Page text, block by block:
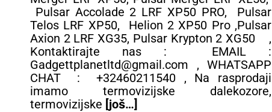
Pulsar Accolade 2 LRF XP50 PRO, Pulsar
Telos LRF XP50, Helion 2 XP50 Pro ,Pulsar
Axion 2 LRF XG35, Pulsar Krypton 2 XG50 ,
Kontaktirajte nas : EMAIL :
Gadgettplanetltd@gmail.com , WHATSAPP
CHAT : +32460211540 , Na rasprodaji
imamo termovizijske dalekozore,
termovizijske [još…]